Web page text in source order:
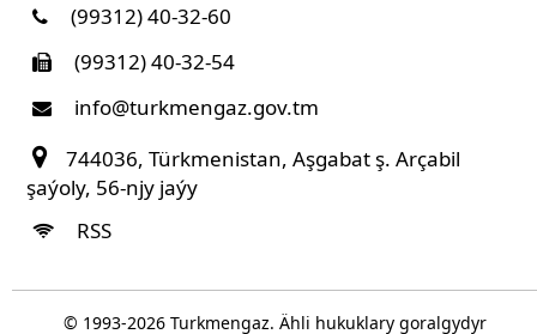
(99312) 40-32-60
(99312) 40-32-54
info@turkmengaz.gov.tm
744036, Türkmenistan, Aşgabat ş. Arçabil
şaýoly, 56-njy jaýy
RSS
© 1993-2026Turkmengaz. Ähli hukuklary goralgydyr